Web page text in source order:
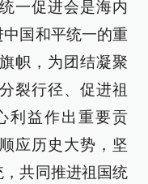
一促进会是海内
国和平统一的重
帜，为团结凝聚
裂行径、促进祖
利益作出重要贡
应历史大势，坚
，共同推进祖国统